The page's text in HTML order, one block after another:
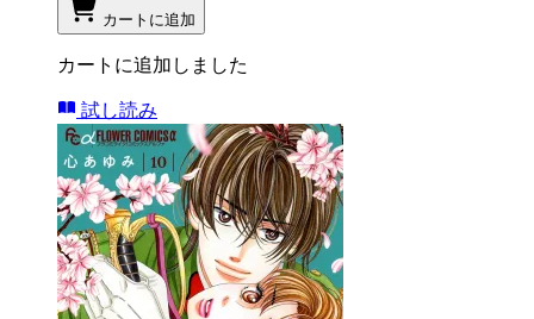
カートに追加
カートに追加しました
試し読み